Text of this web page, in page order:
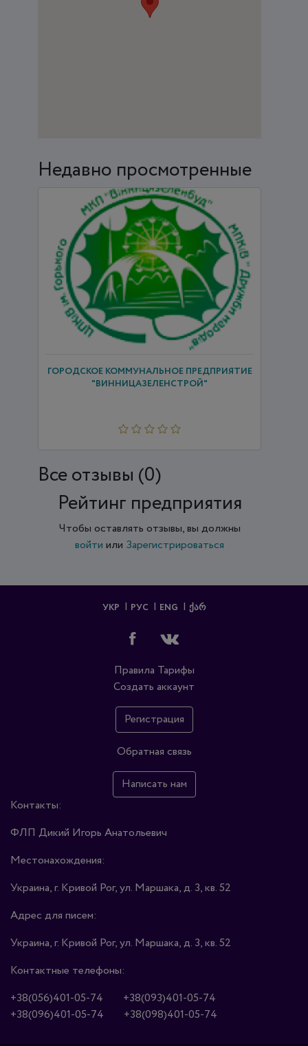
Недавно просмотренные
ГОРОДСКОЕ КОММУНАЛЬНОЕ ПРЕДПРИЯТИЕ
"ВИННИЦАЗЕЛЕНСТРОЙ"
Все отзывы (0)
Рейтинг предприятия
Чтобы оставлять отзывы, вы должны
войти или Зарегистрироваться
УКР РУС ENG ᲥᲐᲠ
Правила Тарифы
Создать аккаунт
Регистрация
Обратная связь
Написать нам
Контакты:
ФЛП Дикий Игорь Анатольевич
Местонахождения:
Украина, г. Кривой Рог, ул. Маршака, д. 3, кв. 52
Адрес для писем:
Украина, г. Кривой Рог, ул. Маршака, д. 3, кв. 52
Контактные телефоны:
+38(056)401-05-74
+38(093)401-05-74
+38(096)401-05-74
+38(098)401-05-74